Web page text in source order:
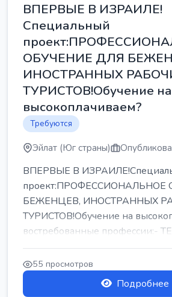
ВПЕРВЫЕ В ИЗРАИЛЕ!
Специальный
ОБУЧЕНИЕ ДЛЯ
ИНОСТРАННЫХ
ТУРИСТОВ!Обучение на
высокоплачиваем?
Требуются
Эйлат (Юг страны)
ВПЕРВЫЕ В
проект:ПРОФЕССИОНАЛЬНОЕ
БЕЖЕНЦЕВ, ИНОСТРАННЫХ
ТУРИСТОВ!Обучение на
востребованные профессии:-
РЕМОНТУ КОНДИЦИОНЕРОВ-
55 просмотров
Подробнее